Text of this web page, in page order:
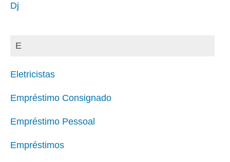
Dj
E
Eletricistas
Empréstimo Consignado
Empréstimo Pessoal
Empréstimos